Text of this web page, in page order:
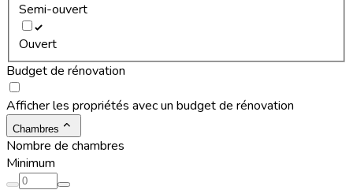
Semi-ouvert
Ouvert
Budget de rénovation
Afficher les propriétés avec un budget de rénovation
Chambres
Nombre de chambres
Minimum